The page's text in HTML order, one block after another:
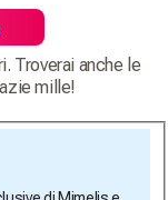
Troverai anche le
mille!